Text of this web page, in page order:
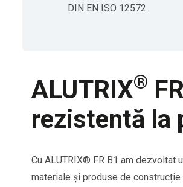
DIN EN ISO 12572.
ALUTRIX®
rezistentă la
Cu ALUTRIX® FR B1 am
materiale și produse de